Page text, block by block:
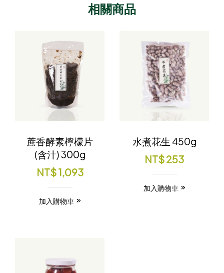
相關商品
蔗香酵素檸檬片
(含汁) 300g
NT$1,093
加入購物車
水煮花生 450g
NT$253
加入購物車